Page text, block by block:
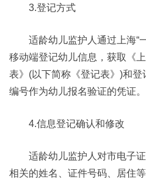
3.登记方式
适龄幼儿监护人通过上海“一
移动端登记幼儿信息，获取《
表》(以下简称《登记表》)和
编号作为幼儿报名验证的凭证。
4.信息登记确认和修改
适龄幼儿监护人对市电子证
相关的姓名、证件号码、居住